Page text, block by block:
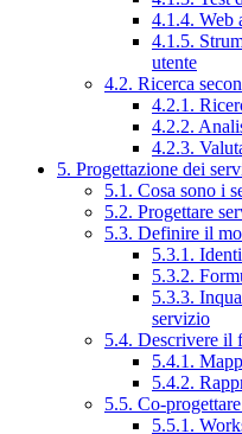
4.1.4. Web
4.1.5.
utente
4.2. Ricerca
4.2.1.
4.2.2.
4.2.3.
5. Progettazione dei
5.1. Cosa sono i
5.2. Progettare
5.3. Definire il
5.3.1.
5.3.2.
5.3.3.
servizio
5.4. Descrivere il
5.4.1.
5.4.2.
5.5. Co-
5.5.1.